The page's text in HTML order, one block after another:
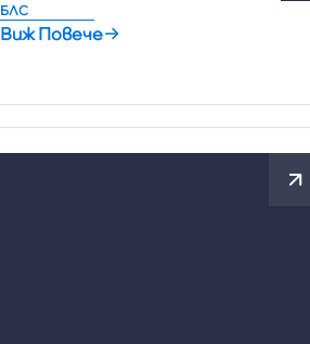
БЛС
Виж Повече